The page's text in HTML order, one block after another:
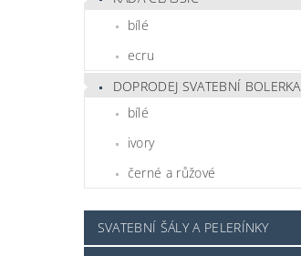
bílé
ecru
DOPRODEJ SVATEBNÍ BOLERKA
bílé
ivory
černé a růžové
SVATEBNÍ ŠÁLY A PELERÍNKY